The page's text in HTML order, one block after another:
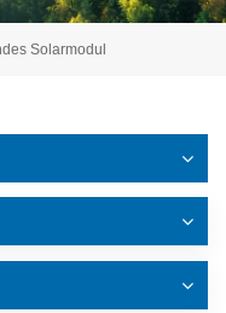
Solarmodul